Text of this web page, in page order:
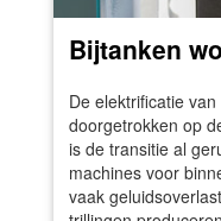
Bijtanken
De elektrificatie
doorgetrokken op
is de transitie al
machines voor
vaak